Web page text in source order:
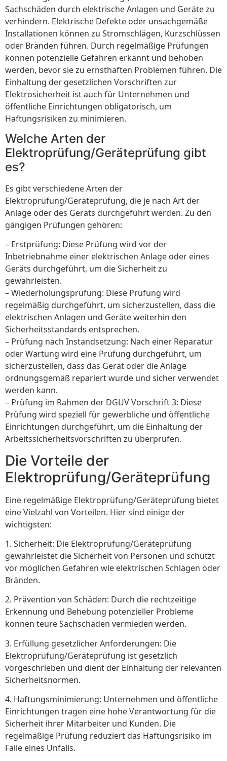
Sachschäden durch elektrische Anlagen und Geräte zu
verhindern. Elektrische Defekte oder unsachgemäße
Installationen können zu Stromschlägen, Kurzschlüssen
oder Bränden führen. Durch regelmäßige Prüfungen
können potenzielle Gefahren erkannt und behoben
werden, bevor sie zu ernsthaften Problemen führen. Die
Einhaltung der gesetzlichen Vorschriften zur
Elektrosicherheit ist auch für Unternehmen und
öffentliche Einrichtungen obligatorisch, um
Haftungsrisiken zu minimieren.
Welche Arten der
Elektroprüfung/Geräteprüfung gibt
es?
Es gibt verschiedene Arten der
Elektroprüfung/Geräteprüfung, die je nach Art der
Anlage oder des Geräts durchgeführt werden. Zu den
gängigen Prüfungen gehören:
– Erstprüfung: Diese Prüfung wird vor der
Inbetriebnahme einer elektrischen Anlage oder eines
Geräts durchgeführt, um die Sicherheit zu
gewährleisten.
– Wiederholungsprüfung: Diese Prüfung wird
regelmäßig durchgeführt, um sicherzustellen, dass die
elektrischen Anlagen und Geräte weiterhin den
Sicherheitsstandards entsprechen.
– Prüfung nach Instandsetzung: Nach einer Reparatur
oder Wartung wird eine Prüfung durchgeführt, um
sicherzustellen, dass das Gerät oder die Anlage
ordnungsgemäß repariert wurde und sicher verwendet
werden kann.
– Prüfung im Rahmen der DGUV Vorschrift 3: Diese
Prüfung wird speziell für gewerbliche und öffentliche
Einrichtungen durchgeführt, um die Einhaltung der
Arbeitssicherheitsvorschriften zu überprüfen.
Die Vorteile der
Elektroprüfung/Geräteprüfung
Eine regelmäßige Elektroprüfung/Geräteprüfung bietet
eine Vielzahl von Vorteilen. Hier sind einige der
wichtigsten:
1. Sicherheit: Die Elektroprüfung/Geräteprüfung
gewährleistet die Sicherheit von Personen und schützt
vor möglichen Gefahren wie elektrischen Schlägen oder
Bränden.
2. Prävention von Schäden: Durch die rechtzeitige
Erkennung und Behebung potenzieller Probleme
können teure Sachschäden vermieden werden.
3. Erfüllung gesetzlicher Anforderungen: Die
Elektroprüfung/Geräteprüfung ist gesetzlich
vorgeschrieben und dient der Einhaltung der relevanten
Sicherheitsnormen.
4. Haftungsminimierung: Unternehmen und öffentliche
Einrichtungen tragen eine hohe Verantwortung für die
Sicherheit ihrer Mitarbeiter und Kunden. Die
regelmäßige Prüfung reduziert das Haftungsrisiko im
Falle eines Unfalls.